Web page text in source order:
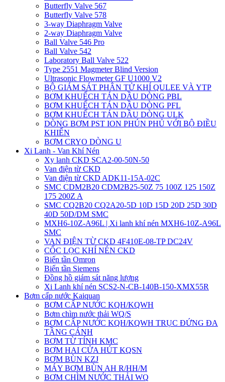
Butterfly Valve 567
Butterfly Valve 578
3-way Diaphragm Valve
2-way Diaphragm Valve
Ball Valve 546 Pro
Ball Valve 542
Laboratory Ball Valve 522
Type 2551 Magmeter Blind Version
Ultrasonic Flowmeter GF U1000 V2
BỘ GIÁM SÁT PHÂN TỬ KHÍ QULEE VÀ YTP
BƠM KHUẾCH TÁN DẦU DÒNG PBL
BƠM KHUẾCH TÁN DẦU DÒNG PFL
BƠM KHUẾCH TÁN DẦU DÒNG ULK
DÒNG BƠM PST ION PHÚN PHỦ VỚI BỘ ĐIỀU
KHIỂN
BƠM CRYO DÒNG U
Xi Lanh - Van Khí Nén
Xy lanh CKD SCA2-00-50N-50
Van điện từ CKD
Van điện từ CKD ADK11-15A-02C
SMC CDM2B20 CDM2B25-50Z 75 100Z 125 150Z
175 200Z A
SMC CQ2B20 CQ2A20-5D 10D 15D 20D 25D 30D
40D 50D/DM SMC
MXH6-10Z-A96L | Xi lanh khí nén MXH6-10Z-A96L
SMC
VAN ĐIỆN TỪ CKD 4F410E-08-TP DC24V
CỐC LỌC KHÍ NÉN CKD
Biến tần Omron
Biến tần Siemens
Đồng hồ giám sát năng lượng
Xi Lanh khí nén SCS2-N-CB-140B-150-XMX55R
Bơm cấp nước Kaiquan
BƠM CẤP NƯỚC KQH/KQWH
Bơm chìm nước thải WQ/S
BƠM CẤP NƯỚC KQH/KQWH TRỤC ĐỨNG ĐA
TẦNG CÁNH
BƠM TỪ TÍNH KMC
BƠM HAI CỬA HÚT KQSN
BƠM BÙN KZJ
MÁY BƠM BÙN AH R/HH/M
BƠM CHÌM NƯỚC THẢI WQ